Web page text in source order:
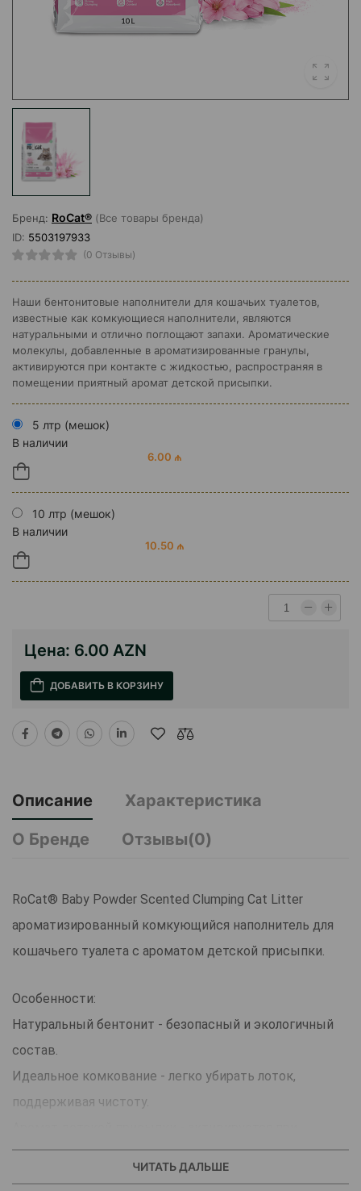
Бренд: RoCat® (Все товары бренда)
ID: 5503197933
(0 Отзывы)
Наши бентонитовые наполнители для кошачьих туалетов,
известные как комкующиеся наполнители, являются
натуральными и отлично поглощают запахи. Ароматические
молекулы, добавленные в ароматизированные гранулы,
активируются при контакте с жидкостью, распространяя в
помещении приятный аромат детской присыпки.
5 лтр (мешок)
В наличии
6.00 ₼
10 лтр (мешок)
В наличии
10.50 ₼
Цена: 6.00 AZN
ДОБАВИТЬ В КОРЗИНУ
Описание
Характеристика
О Бренде
Отзывы(0)
RoCat® Baby Powder Scented Clumping Cat Litter
ароматизированный комкующийся наполнитель для
кошачьего туалета с ароматом детской присыпки.
Особенности:
Натуральный бентонит - безопасный и экологичный
состав.
Идеальное комкование - легко убирать лоток,
поддерживая чистоту.
контакте с жидкостью и наполняет дом нежным,
свежим запахом.
ЧИТАТЬ ДАЛЬШЕ